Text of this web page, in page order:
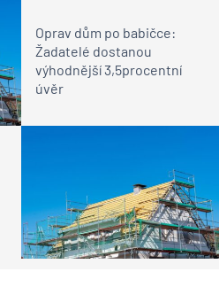
Oprav dům po babičce:
Žadatelé dostanou
výhodnější 3,5procentní
úvěr